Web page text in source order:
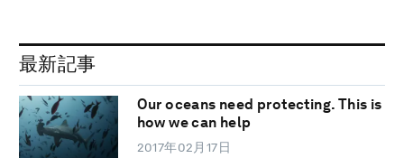
最新記事
Our oceans need protecting. This is
how we can help
2017年02月17日